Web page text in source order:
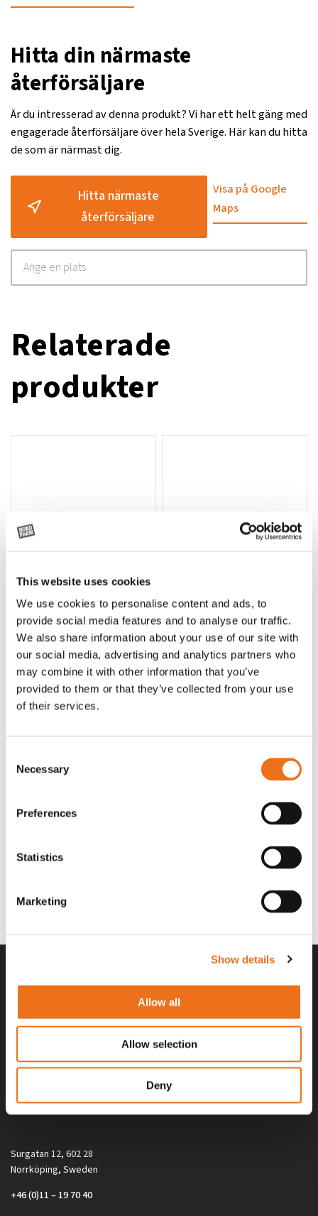
This website uses cookies
We use cookies to personalise content and ads, to
provide social media features and to analyse our traffic.
We also share information about your use of our site with
our social media, advertising and analytics partners who
may combine it with other information that you’ve
provided to them or that they’ve collected from your use
of their services.
Selection
Necessary
Preferences
Statistics
Marketing
Show details
Allow all
Allow selection
Deny
Hitta din närmaste
återförsäljare
Är du intresserad av denna produkt? Vi har ett helt gäng med
engagerade återförsäljare över hela Sverige. Här kan du hitta
de som är närmast dig.
Hitta närmaste
återförsäljare
Visa på Google
Maps
Relaterade
produkter
Lägg till i varukorg
Rotor, komplett med slagor
OR80013456G
(ex. moms)
Grön truckknapp
A00220
kr (ex. moms)
Lägg till i varukorg
Rotor teeth 8t/6k 7.5Gr/8 R6/14 Rotor teeth 8t/6k 0Gr/8 R6/14
Alla priser på tillbehör och tillval gäller vid köp av ny maskin. Priserna
gäller inte vid köp av enskild produkt, till exempel
Surgatan 12, 602 28
Norrköping, Sweden
+46 (0)11 – 19 70 40